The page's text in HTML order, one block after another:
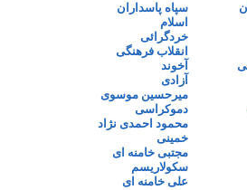
سپاه پاسداران
اسلام
خردگرائی
انقلاب فرهنگی
آخوند
آزادی
میرحسین موسوی
دموکراسی
محمود احمدی نژاد
خمینی
مجتبی خامنه ای
سکولاریسم
علی خامنه ای